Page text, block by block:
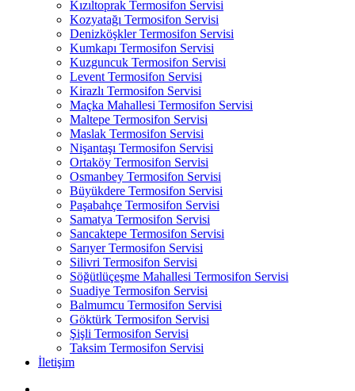
Kızıltoprak Termosifon Servisi
Kozyatağı Termosifon Servisi
Denizköşkler Termosifon Servisi
Kumkapı Termosifon Servisi
Kuzguncuk Termosifon Servisi
Levent Termosifon Servisi
Kirazlı Termosifon Servisi
Maçka Mahallesi Termosifon Servisi
Maltepe Termosifon Servisi
Maslak Termosifon Servisi
Nişantaşı Termosifon Servisi
Ortaköy Termosifon Servisi
Osmanbey Termosifon Servisi
Büyükdere Termosifon Servisi
Paşabahçe Termosifon Servisi
Samatya Termosifon Servisi
Sancaktepe Termosifon Servisi
Sarıyer Termosifon Servisi
Silivri Termosifon Servisi
Söğütlüçeşme Mahallesi Termosifon Servisi
Suadiye Termosifon Servisi
Balmumcu Termosifon Servisi
Göktürk Termosifon Servisi
Şişli Termosifon Servisi
Taksim Termosifon Servisi
İletişim